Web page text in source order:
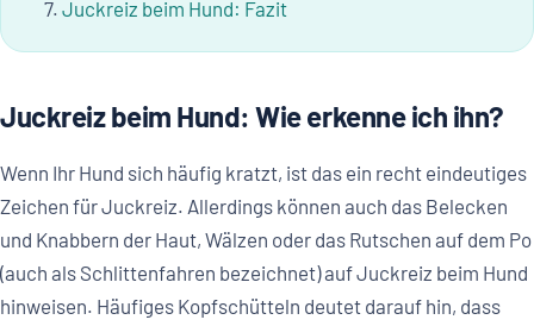
Juckreiz beim Hund: Fazit
Juckreiz beim Hund: Wie erkenne ich ihn?
Wenn Ihr Hund sich häufig kratzt, ist das ein recht eindeutiges
Zeichen für Juckreiz. Allerdings können auch das Belecken
und Knabbern der Haut, Wälzen oder das Rutschen auf dem Po
(auch als Schlittenfahren bezeichnet) auf Juckreiz beim Hund
hinweisen. Häufiges Kopfschütteln deutet darauf hin, dass